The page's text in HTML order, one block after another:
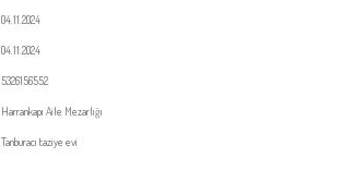
04.11.2024
04.11.2024
5326156552
Harrankapı Aile Mezarlığı
Tanburacı taziye evi